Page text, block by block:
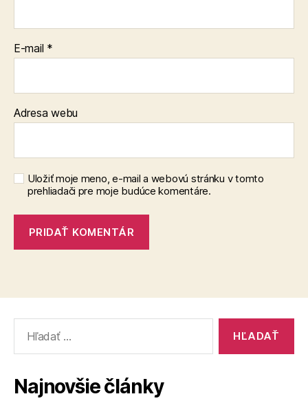
E-mail *
Adresa webu
Uložiť moje meno, e-mail a webovú stránku v tomto
prehliadači pre moje budúce komentáre.
Najnovšie články